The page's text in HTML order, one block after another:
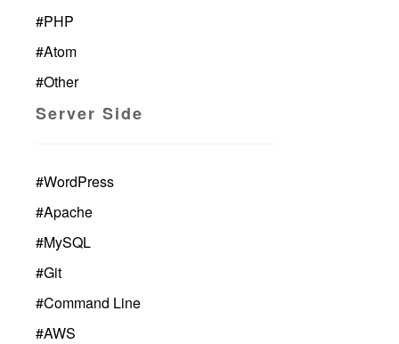
#PHP
#Atom
#Other
Server Side
#WordPress
#Apache
#MySQL
#Git
#Command Line
#AWS